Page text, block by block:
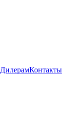
ДилерамКонтакты